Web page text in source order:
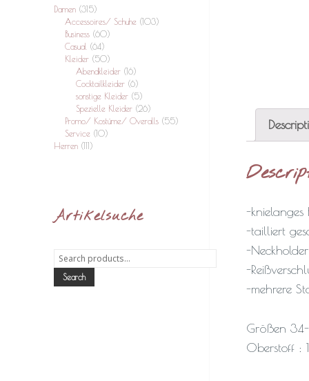
Damen (315)
Accessoires/ Schuhe (103)
Business (60)
Casual (64)
Kleider (50)
Abendkleider (16)
Cocktailkleider (6)
sonstige Kleider (5)
Spezielle Kleider (26)
Promo/ Kostüme/ Overalls (55)
Service (10)
Herren (111)
Artikelsuche
Search
for:
Search
-knielanges
-tailliert
-Neckholder
-
-mehrere
Größen
Oberstoff :